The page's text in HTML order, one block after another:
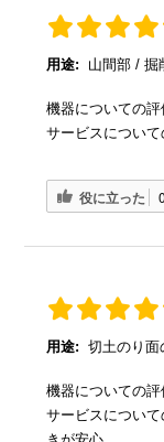
用途: 山間部 / 掘
機器についての
サービスについ
役に立った 0
用途: 切土のり面
機器についての
サービスについ